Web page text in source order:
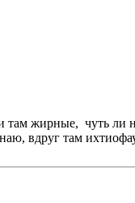
там жирные, чуть
вдруг там